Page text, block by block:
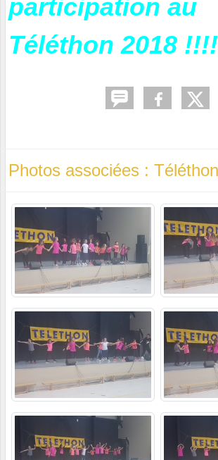
participation au
Téléthon 2018 !!!!
Photos associées :